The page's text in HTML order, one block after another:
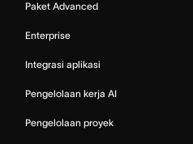
Paket Advanced
Enterprise
Integrasi aplikasi
Pengelolaan kerja AI
Pengelolaan proyek